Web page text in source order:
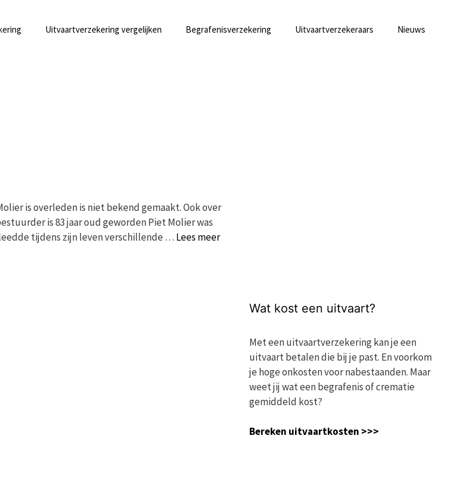
Uitvaartverzekering vergelijken Begrafenisverzekering Uitvaartverzekeraars Nieuws
is overleden is niet bekend gemaakt. Ook over
is 83 jaar oud geworden Piet Molier was
tijdens zijn leven verschillende … Lees meer
Wat kost een uitvaart?
Met een uitvaartverzekering kan je een
uitvaart betalen die bij je past. En voorkom
je hoge onkosten voor nabestaanden. Maar
weet jij wat een begrafenis of crematie
gemiddeld kost?
Bereken uitvaartkosten >>>